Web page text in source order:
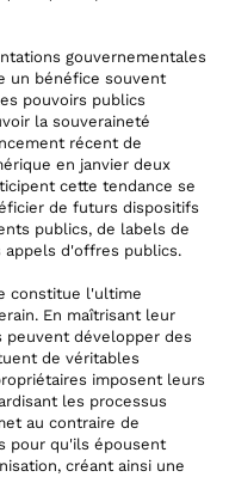
gouvernementales
un bénéfice souvent
pouvoirs publics
la souveraineté
récent de
en janvier deux
cette tendance se
de futurs dispositifs
publics, de labels de
appels d'offres publics.
constitue l'ultime
En maîtrisant leur
peuvent développer des
de véritables
imposent leurs
les processus
au contraire de
pour qu'ils épousent
créant ainsi une